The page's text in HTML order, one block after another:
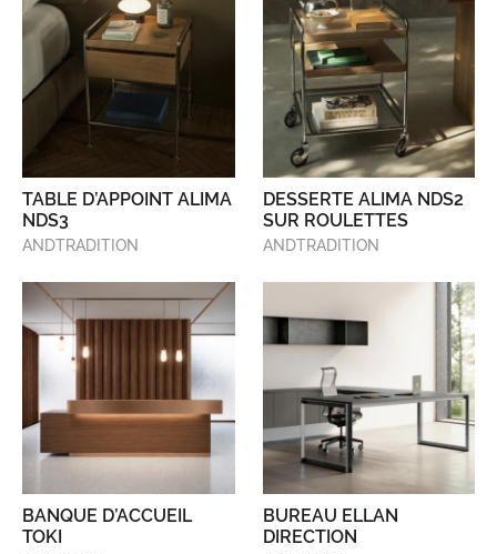
TABLE D’APPOINT ALIMA
NDS3
ANDTRADITION
DESSERTE ALIMA NDS2
SUR ROULETTES
ANDTRADITION
BANQUE D’ACCUEIL
TOKI
BUREAU ELLAN
DIRECTION